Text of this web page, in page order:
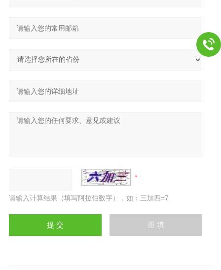
请输入计算结果（填写阿拉伯数字），如：三加四=7